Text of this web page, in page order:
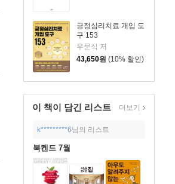
긍정심리치료 개입 도
구 153
우문식 저
43,650원 (10% 할인)
이 책이 담긴 리스트 더보기
k*********6님의 리스트
북켄드 7월